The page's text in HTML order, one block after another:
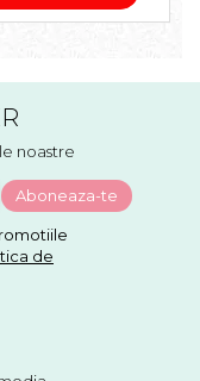
noastre
de